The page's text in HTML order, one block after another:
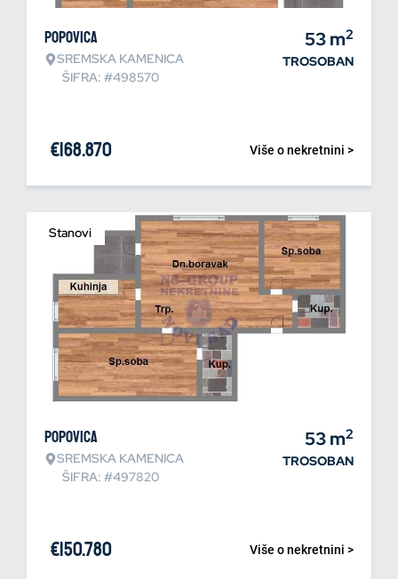
Popovica
SREMSKA KAMENICA
ŠIFRA: #498570
53m2
TROSOBAN
Više o nekretnini >
€168.870
Stanovi
Popovica
SREMSKA KAMENICA
ŠIFRA: #497820
53m2
TROSOBAN
Više o nekretnini >
€150.780